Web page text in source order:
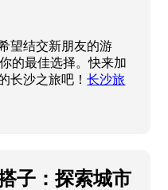
望结交新朋友的游
的最佳选择。快来加
长沙之旅吧！长沙旅
子：探索城市